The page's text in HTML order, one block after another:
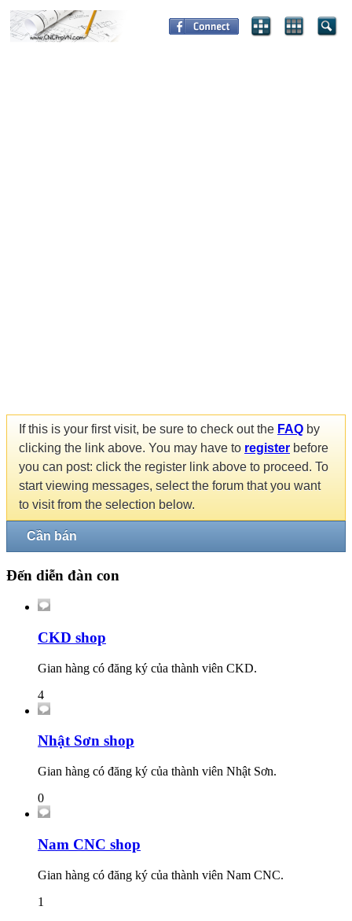
If this is your first visit, be sure to check out the FAQ by
clicking the link above. You may have to register before
you can post: click the register link above to proceed. To
start viewing messages, select the forum that you want
to visit from the selection below.
Cần bán
Đến diễn đàn con
CKD shop
Gian hàng có đăng ký của thành viên CKD.
4
Nhật Sơn shop
Gian hàng có đăng ký của thành viên Nhật Sơn.
0
Nam CNC shop
Gian hàng có đăng ký của thành viên Nam CNC.
1